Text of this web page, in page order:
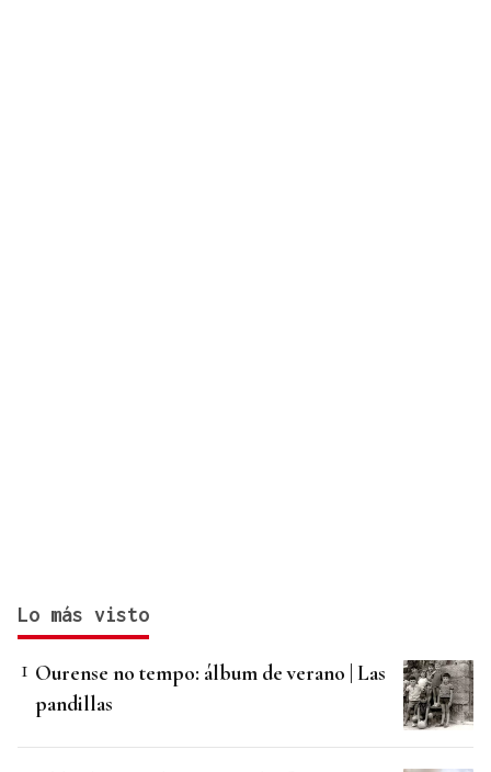
Lo más visto
Ourense no tempo: álbum de verano | Las
pandillas